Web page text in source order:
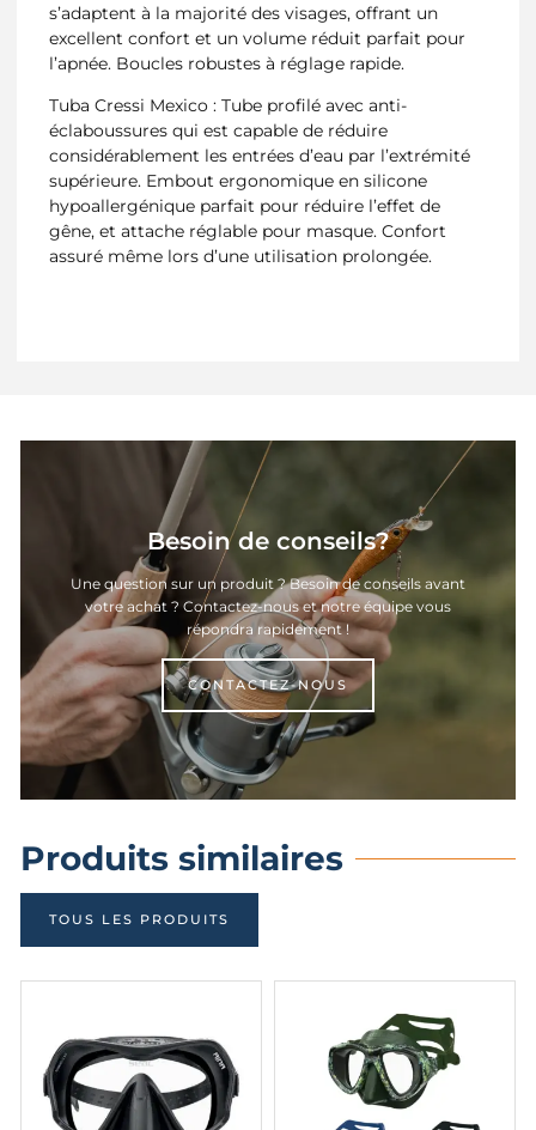
s’adaptent à la majorité des visages, offrant un
excellent confort et un volume réduit parfait pour
l’apnée. Boucles robustes à réglage rapide.
Tuba Cressi Mexico : Tube profilé avec anti-
éclaboussures qui est capable de réduire
considérablement les entrées d’eau par l’extrémité
supérieure. Embout ergonomique en silicone
hypoallergénique parfait pour réduire l’effet de
gêne, et attache réglable pour masque. Confort
assuré même lors d’une utilisation prolongée.
Besoin de conseils?
Une question sur un produit ? Besoin de conseils avant
votre achat ? Contactez-nous et notre équipe vous
répondra rapidement !
CONTACTEZ-NOUS
Produits similaires
TOUS LES PRODUITS